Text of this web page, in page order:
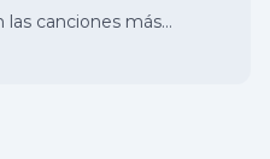
las canciones más